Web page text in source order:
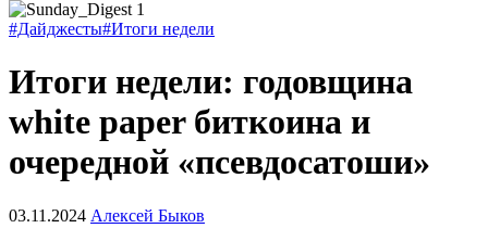
#Дайджесты#Итоги недели
Итоги недели: годовщина
white paper биткоина и
очередной «псевдосатоши»
03.11.2024 Алексей Быков